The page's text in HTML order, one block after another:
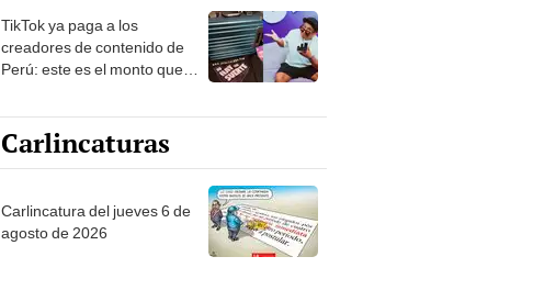
TikTok ya paga a los
creadores de contenido de
Perú: este es el monto que
1.000 vistas
Carlincaturas
Carlincatura del jueves 6 de
agosto de 2026